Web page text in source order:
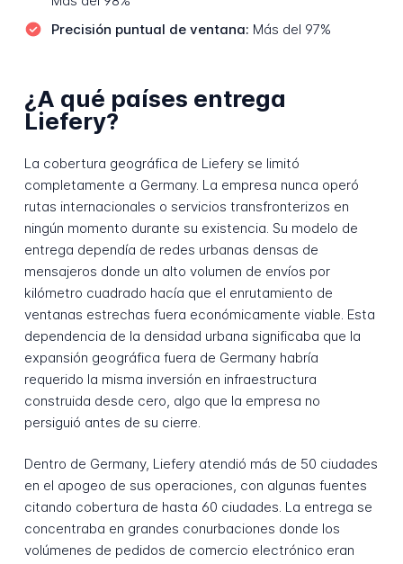
Precisión puntual de ventana: Más del 97%
¿A qué países entrega
Liefery?
La cobertura geográfica de Liefery se limitó
completamente a Germany. La empresa nunca operó
rutas internacionales o servicios transfronterizos en
ningún momento durante su existencia. Su modelo de
entrega dependía de redes urbanas densas de
mensajeros donde un alto volumen de envíos por
kilómetro cuadrado hacía que el enrutamiento de
ventanas estrechas fuera económicamente viable. Esta
dependencia de la densidad urbana significaba que la
expansión geográfica fuera de Germany habría
requerido la misma inversión en infraestructura
construida desde cero, algo que la empresa no
persiguió antes de su cierre.
Dentro de Germany, Liefery atendió más de 50 ciudades
en el apogeo de sus operaciones, con algunas fuentes
citando cobertura de hasta 60 ciudades. La entrega se
concentraba en grandes conurbaciones donde los
volúmenes de pedidos de comercio electrónico eran